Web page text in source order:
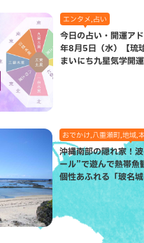
エンタメ,占い
今日の占い・開運ア
年8月5日（水）【琉
まいにち九星気学開運
おでかけ,八重瀬町,地域,
沖縄南部の隠れ家！
ール”で遊んで熱帯魚
個性あふれる「玻名
（八重瀬町）